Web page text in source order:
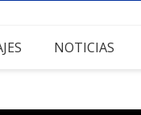
NOTICIAS